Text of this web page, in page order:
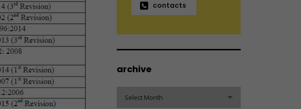
contacts
archive
Select Month